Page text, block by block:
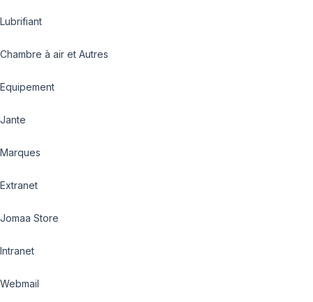
Lubrifiant
Chambre à air et Autres
Equipement
Jante
Marques
Extranet
Jomaa Store
Intranet
Webmail